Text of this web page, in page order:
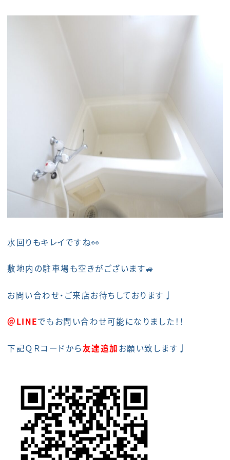
水回りもキレイですね👀
敷地内の駐車場も空きがございます🚙
お問い合わせ・ご来店お待ちしております♩
＠LINEでもお問い合わせ可能になりました！！
下記ＱＲコードから友達追加お願い致します♩